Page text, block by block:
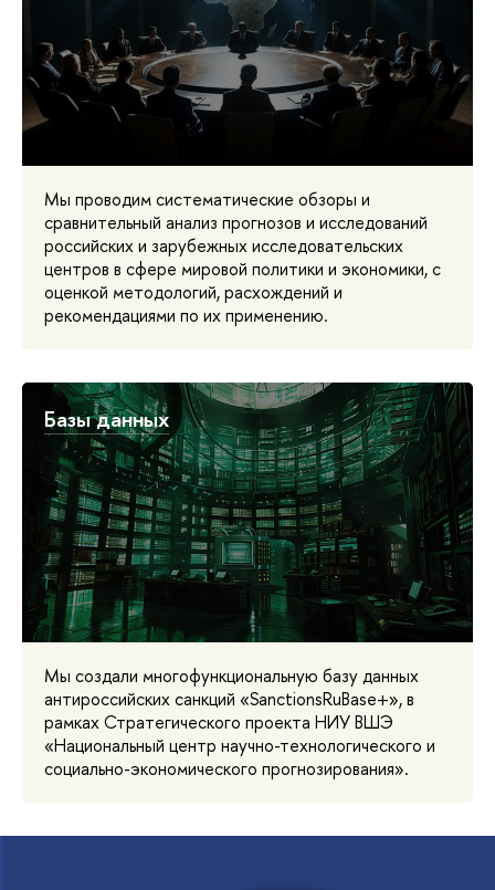
Мы проводим систематические обзоры и
сравнительный анализ прогнозов и исследований
российских и зарубежных исследовательских
центров в сфере мировой политики и экономики, с
оценкой методологий, расхождений и
рекомендациями по их применению.
Базы данных
Мы создали многофункциональную базу данных
антироссийских санкций «SanctionsRuBase+», в
рамках Стратегического проекта НИУ ВШЭ
«Национальный центр научно-технологического и
социально-экономического прогнозирования».